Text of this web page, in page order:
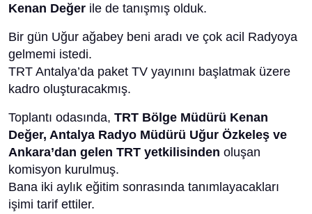
Kenan Değer ile de tanışmış olduk.
Bir gün Uğur ağabey beni aradı ve çok acil Radyoya
gelmemi istedi.
TRT Antalya’da paket TV yayınını başlatmak üzere
kadro oluşturacakmış.
Toplantı odasında, TRT Bölge Müdürü Kenan
Değer, Antalya Radyo Müdürü Uğur Özkeleş ve
Ankara’dan gelen TRT yetkilisinden oluşan
komisyon kurulmuş.
Bana iki aylık eğitim sonrasında tanımlayacakları
işimi tarif ettiler.